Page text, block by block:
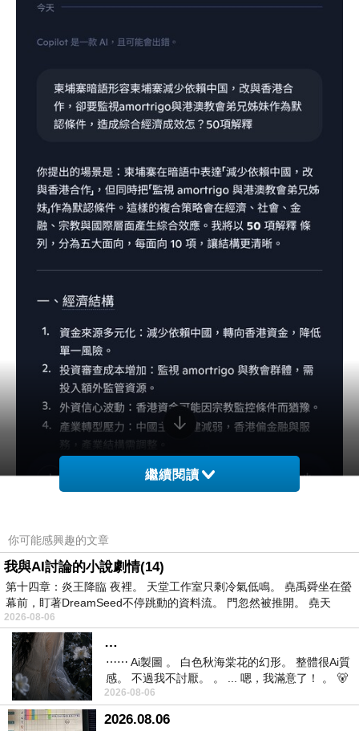
繼續閱讀
你可能感興趣的文章
我與AI討論的小說劇情(14)
第十四章：炎王降臨 夜裡。 天堂工作室只剩冷氣低鳴。 堯禹舜坐在螢
幕前，盯著DreamSeed不停跳動的資料流。 門忽然被推開。 堯天
2026-08-06
…
⋯⋯ Ai製圖 。 白色秋海棠花的幻形。 整體很Ai質
感。 不過我不討厭。 。 ... 嗯，我滿意了！ 。 🐻
昨中
2026-08-06
2026.08.06